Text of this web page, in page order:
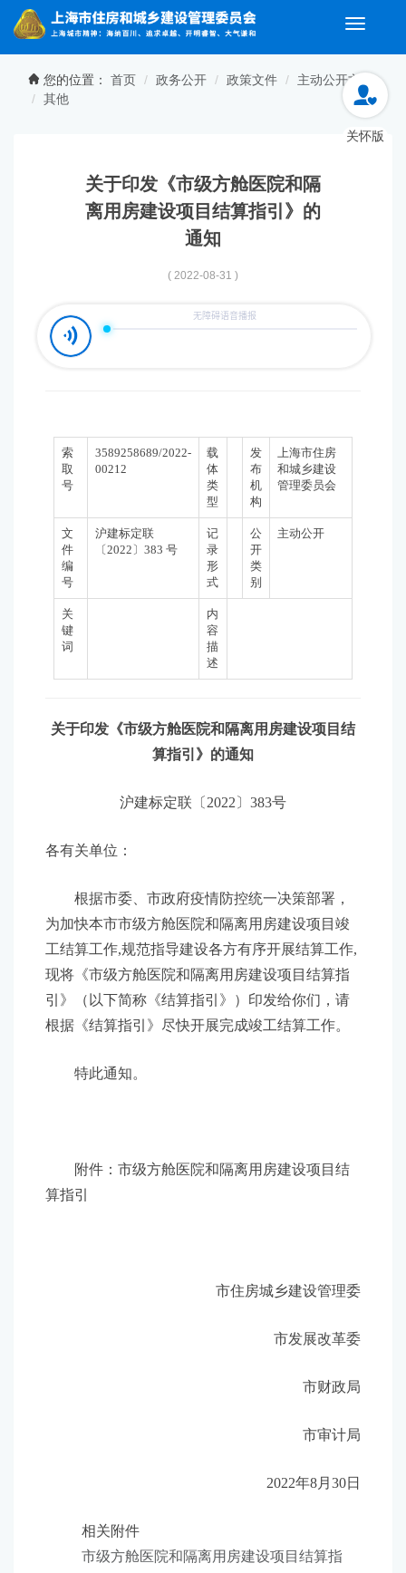
无障碍操作说明 跳转到网站导航区 跳转到主要内容区域
Toggle
您的位置： 首页 政务公开 政策文件
主动公开文件
其他
关于印发《市级方舱医院和隔
离用房建设项目结算指引》的
通知
( 2022-08-31 )
索
取
号
3589258689/2022-
00212
载
体
类
型
发
布
机
构
上海市住房
和城乡建设
管理委员会
文
件
编
号
沪建标定联
〔2022〕383 号
记
录
形
式
公
开
类
别
主动公开
关
键
词
内
容
描
述
关于印发《市级方舱医院和隔离用房建设项目结
算指引》的通知
沪建标定联〔2022〕383号
各有关单位：
根据市委、市政府疫情防控统一决策部署，
为加快本市市级方舱医院和隔离用房建设项目竣
工结算工作,规范指导建设各方有序开展结算工作,
现将《市级方舱医院和隔离用房建设项目结算指
引》（以下简称《结算指引》）印发给你们，请
根据《结算指引》尽快开展完成竣工结算工作。
特此通知。
附件：市级方舱医院和隔离用房建设项目结
算指引
市住房城乡建设管理委
市发展改革委
市财政局
市审计局
2022年8月30日
相关附件
市级方舱医院和隔离用房建设项目结算指
关怀版